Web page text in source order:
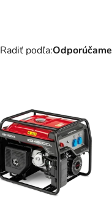
Radiť podľa:Odporúčame